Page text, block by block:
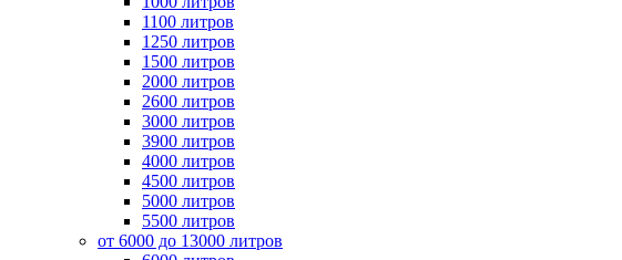
1100 литров
1250 литров
1500 литров
2000 литров
2600 литров
3000 литров
3900 литров
4000 литров
4500 литров
5000 литров
5500 литров
от 6000 до 13000 литров